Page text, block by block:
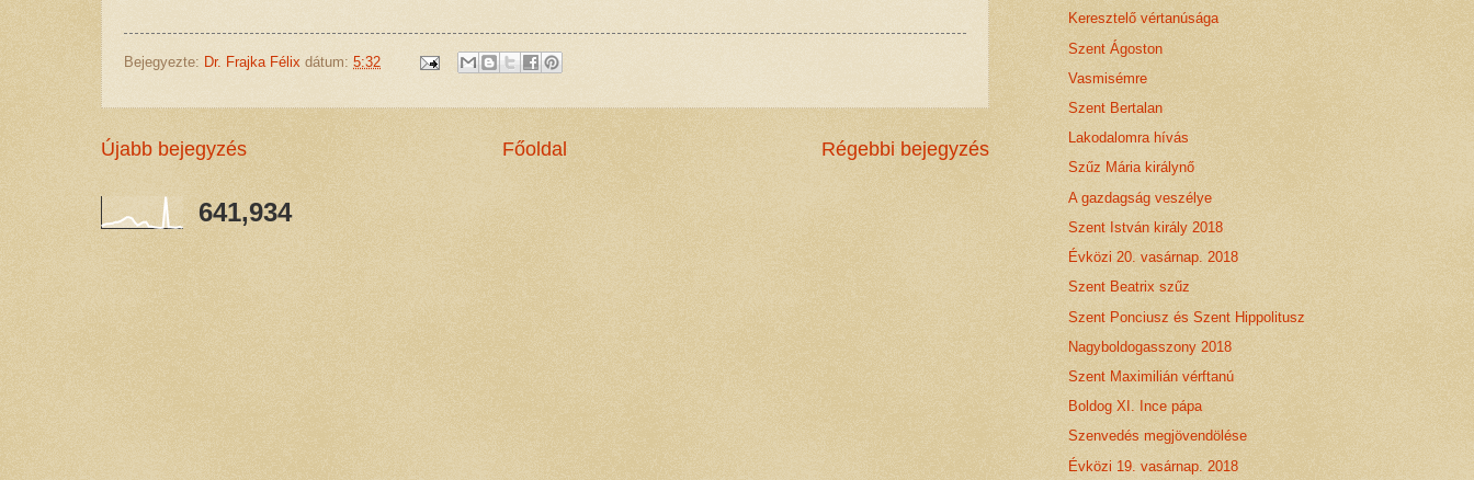
Bejegyezte: Dr. Frajka Félix dátum: 5:32
Újabb bejegyzés Régebbi bejegyzés
Főoldal
641,934
Keresztelő vértanúsága
Szent Ágoston
Vasmisémre
Szent Bertalan
Lakodalomra hívás
Szűz Mária királynő
A gazdagság veszélye
Szent István király 2018
Évközi 20. vasárnap. 2018
Szent Beatrix szűz
Szent Ponciusz és Szent Hippolitusz
Nagyboldogasszony 2018
Szent Maximilián vérftanú
Boldog XI. Ince pápa
Szenvedés megjövendölése
Évközi 19. vasárnap. 2018